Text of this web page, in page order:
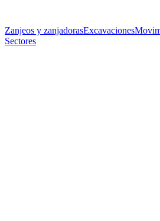
Zanjeos y zanjadorasExcavaciones
Sectores